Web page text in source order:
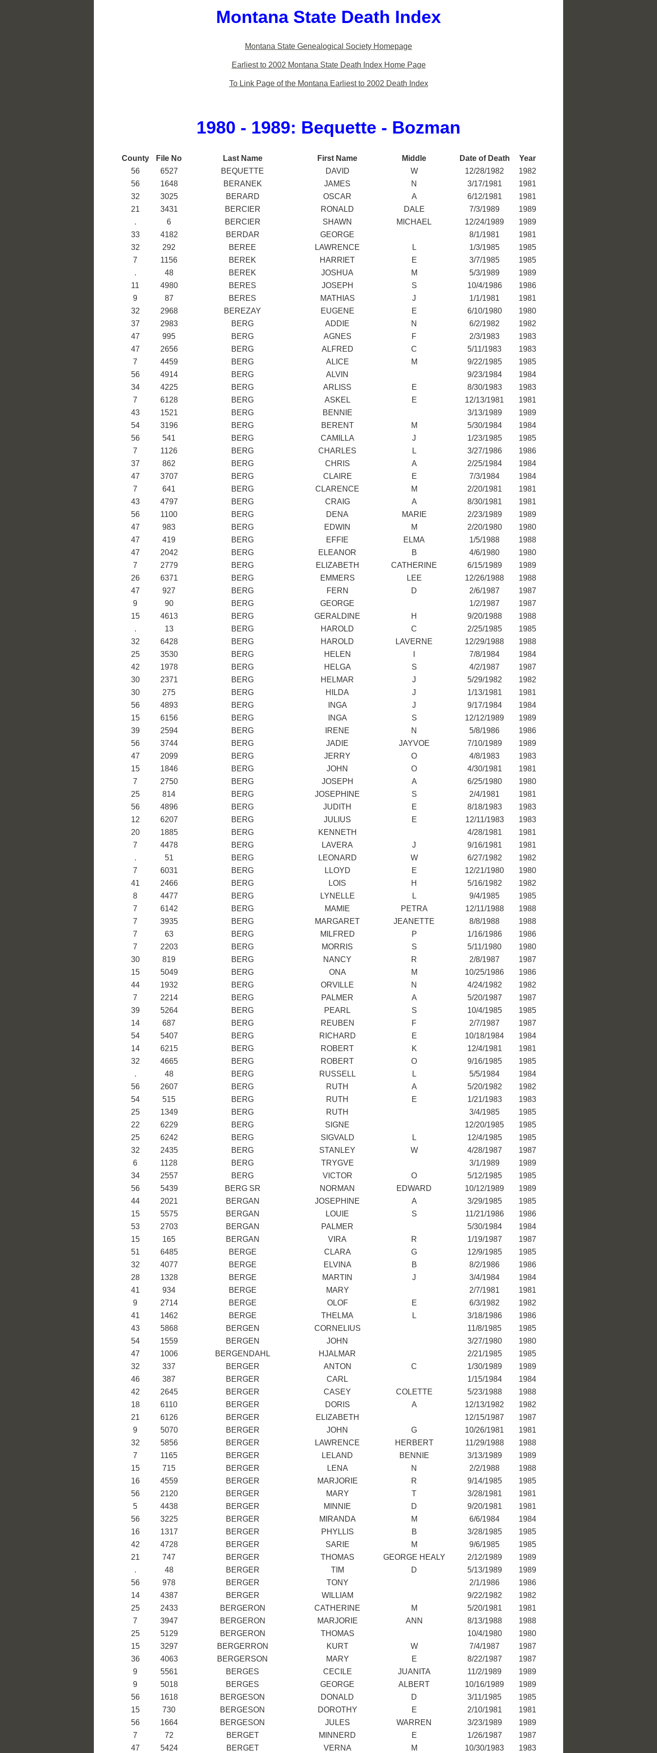
Montana State Death Index
Montana State Genealogical Society Homepage
Earliest to 2002 Montana State Death Index Home Page
To Link Page of the Montana Earliest to 2002 Death Index
1980 - 1989: Bequette - Bozman
County File No Last Name First Name Middle Date of Death
Year
56
6527 BEQUETTE DAVID W 12/28/1982
1982
56
1648 BERANEK JAMES N 3/17/1981
1981
32
3025 BERARD OSCAR A 6/12/1981
1981
21
3431 BERCIER RONALD DALE 7/3/1989
1989
.
6 BERCIER SHAWN MICHAEL 12/24/1989
1989
33
4182 BERDAR GEORGE 8/1/1981
1981
32
292 BEREE LAWRENCE L 1/3/1985
1985
7
1156 BEREK HARRIET E 3/7/1985
1985
.
48 BEREK JOSHUA M 5/3/1989
1989
11
4980 BERES JOSEPH S 10/4/1986
1986
9
87 BERES MATHIAS J 1/1/1981
1981
32
2968 BEREZAY EUGENE E 6/10/1980
1980
37
2983 BERG ADDIE N 6/2/1982
1982
47
995 BERG AGNES F 2/3/1983
1983
47
2656 BERG ALFRED C 5/11/1983
1983
7
4459 BERG ALICE M 9/22/1985
1985
56
4914 BERG ALVIN 9/23/1984
1984
34
4225 BERG ARLISS E 8/30/1983
1983
7
6128 BERG ASKEL E 12/13/1981
1981
43
1521 BERG BENNIE 3/13/1989
1989
54
3196 BERG BERENT M 5/30/1984
1984
56
541 BERG CAMILLA J 1/23/1985
1985
7
1126 BERG CHARLES L 3/27/1986
1986
37
862 BERG CHRIS A 2/25/1984
1984
47
3707 BERG CLAIRE E 7/3/1984
1984
7
641 BERG CLARENCE M 2/20/1981
1981
43
4797 BERG CRAIG A 8/30/1981
1981
56
1100 BERG DENA MARIE 2/23/1989
1989
47
983 BERG EDWIN M 2/20/1980
1980
47
419 BERG EFFIE ELMA 1/5/1988
1988
47
2042 BERG ELEANOR B 4/6/1980
1980
7
2779 BERG ELIZABETH CATHERINE 6/15/1989
1989
26
6371 BERG EMMERS LEE 12/26/1988
1988
47
927 BERG FERN D 2/6/1987
1987
9
90 BERG GEORGE 1/2/1987
1987
15
4613 BERG GERALDINE H 9/20/1988
1988
.
13 BERG HAROLD C 2/25/1985
1985
32
6428 BERG HAROLD LAVERNE 12/29/1988
1988
25
3530 BERG HELEN 7/8/1984
1984
42
1978 BERG HELGA S 4/2/1987
1987
30
2371 BERG HELMAR J 5/29/1982
1982
30
275 BERG HILDA J 1/13/1981
1981
56
4893 BERG INGA J 9/17/1984
1984
15
6156 BERG INGA S 12/12/1989
1989
39
2594 BERG IRENE N 5/8/1986
1986
56
3744 BERG JADIE JAYVOE 7/10/1989
1989
47
2099 BERG JERRY O 4/8/1983
1983
15
1846 BERG JOHN O 4/30/1981
1981
7
2750 BERG JOSEPH A 6/25/1980
1980
25
814 BERG JOSEPHINE S 2/4/1981
1981
56
4896 BERG JUDITH E 8/18/1983
1983
12
6207 BERG JULIUS E 12/11/1983
1983
20
1885 BERG KENNETH 4/28/1981
1981
7
4478 BERG LAVERA J 9/16/1981
1981
.
51 BERG LEONARD W 6/27/1982
1982
7
6031 BERG LLOYD E 12/21/1980
1980
41
2466 BERG LOIS H 5/16/1982
1982
8
4477 BERG LYNELLE L 9/4/1985
1985
7
6142 BERG MAMIE PETRA 12/11/1988
1988
7
3935 BERG MARGARET JEANETTE 8/8/1988
1988
7
63 BERG MILFRED P 1/16/1986
1986
7
2203 BERG MORRIS S 5/11/1980
1980
30
819 BERG NANCY R 2/8/1987
1987
15
5049 BERG ONA M 10/25/1986
1986
44
1932 BERG ORVILLE N 4/24/1982
1982
7
2214 BERG PALMER A 5/20/1987
1987
39
5264 BERG PEARL S 10/4/1985
1985
14
687 BERG REUBEN F 2/7/1987
1987
54
5407 BERG RICHARD E 10/18/1984
1984
14
6215 BERG ROBERT K 12/4/1981
1981
32
4665 BERG ROBERT O 9/16/1985
1985
.
48 BERG RUSSELL L 5/5/1984
1984
56
2607 BERG RUTH A 5/20/1982
1982
54
515 BERG RUTH E 1/21/1983
1983
25
1349 BERG RUTH 3/4/1985
1985
22
6229 BERG SIGNE 12/20/1985
1985
25
6242 BERG SIGVALD L 12/4/1985
1985
32
2435 BERG STANLEY W 4/28/1987
1987
6
1128 BERG TRYGVE 3/1/1989
1989
34
2557 BERG VICTOR O 5/12/1985
1985
56
5439 BERG SR NORMAN EDWARD 10/12/1989
1989
44
2021 BERGAN JOSEPHINE A 3/29/1985
1985
15
5575 BERGAN LOUIE S 11/21/1986
1986
53
2703 BERGAN PALMER 5/30/1984
1984
15
165 BERGAN VIRA R 1/19/1987
1987
51
6485 BERGE CLARA G 12/9/1985
1985
32
4077 BERGE ELVINA B 8/2/1986
1986
28
1328 BERGE MARTIN J 3/4/1984
1984
41
934 BERGE MARY 2/7/1981
1981
9
2714 BERGE OLOF E 6/3/1982
1982
41
1462 BERGE THELMA L 3/18/1986
1986
43
5868 BERGEN CORNELIUS 11/8/1985
1985
54
1559 BERGEN JOHN 3/27/1980
1980
47
1006 BERGENDAHL HJALMAR 2/21/1985
1985
32
337 BERGER ANTON C 1/30/1989
1989
46
387 BERGER CARL 1/15/1984
1984
42
2645 BERGER CASEY COLETTE 5/23/1988
1988
18
6110 BERGER DORIS A 12/13/1982
1982
21
6126 BERGER ELIZABETH 12/15/1987
1987
9
5070 BERGER JOHN G 10/26/1981
1981
32
5856 BERGER LAWRENCE HERBERT 11/29/1988
1988
7
1165 BERGER LELAND BENNIE 3/13/1989
1989
15
715 BERGER LENA N 2/2/1988
1988
16
4559 BERGER MARJORIE R 9/14/1985
1985
56
2120 BERGER MARY T 3/28/1981
1981
5
4438 BERGER MINNIE D 9/20/1981
1981
56
3225 BERGER MIRANDA M 6/6/1984
1984
16
1317 BERGER PHYLLIS B 3/28/1985
1985
42
4728 BERGER SARIE M 9/6/1985
1985
21
747 BERGER THOMAS GEORGE HEALY 2/12/1989
1989
.
48 BERGER TIM D 5/13/1989
1989
56
978 BERGER TONY 2/1/1986
1986
14
4387 BERGER WILLIAM 9/22/1982
1982
25
2433 BERGERON CATHERINE M 5/20/1981
1981
7
3947 BERGERON MARJORIE ANN 8/13/1988
1988
25
5129 BERGERON THOMAS 10/4/1980
1980
15
3297 BERGERRON KURT W 7/4/1987
1987
36
4063 BERGERSON MARY E 8/22/1987
1987
9
5561 BERGES CECILE JUANITA 11/2/1989
1989
9
5018 BERGES GEORGE ALBERT 10/16/1989
1989
56
1618 BERGESON DONALD D 3/11/1985
1985
15
730 BERGESON DOROTHY E 2/10/1981
1981
56
1664 BERGESON JULES WARREN 3/23/1989
1989
7
72 BERGET MINNERD E 1/26/1987
1987
47
5424 BERGET VERNA M 10/30/1983 1983